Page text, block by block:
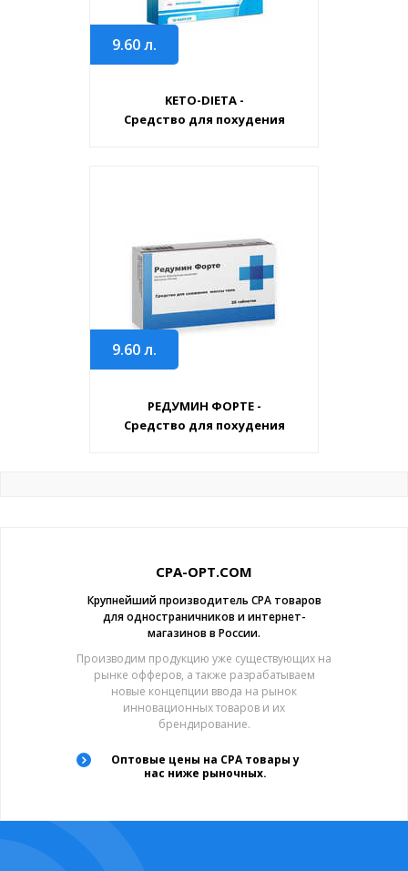
9.60л.
KETO-DIETA -
Средство для похудения
9.60л.
РЕДУМИН ФОРТЕ -
Средство для похудения
CPA-OPT.COM
Крупнейший производитель CPA товаров
для одностраничников и интернет-
магазинов в России.
Производим продукцию уже существующих на
рынке офферов, а также разрабатываем
новые концепции ввода на рынок
инновационных товаров и их
брендирование.
Оптовые цены на CPA товары у
нас ниже рыночных.